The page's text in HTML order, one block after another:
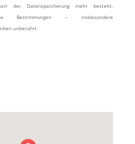
der Datenspeicherung mehr besteht.
Bestimmungen – insbesondere
unberührt.